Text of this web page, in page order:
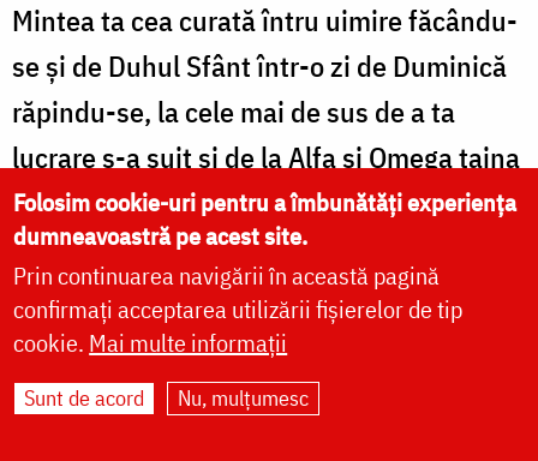
Mintea ta cea curată întru uimire făcându-
se şi de Duhul Sfânt într-o zi de Duminică
răpindu-se, la cele mai de sus de a ta
lucrare s-a suit şi de la Alfa şi Omega taina
cea preamare i s-a descoperit, pe care noi
te cinstim şi către tine zicem aşa:
Bucură-te, că la ostrovul Patmos pe
Domnul între şapte sfeşnice L-ai văzut;
Bucură-te, că de la El mari descoperiri ai
Folosim cookie-uri pentru a îmbunătăți experiența
dumneavoastră pe acest site.
Prin continuarea navigării în această pagină
confirmați acceptarea utilizării fișierelor de tip
cookie. Mai multe informații
Sunt de acord Nu, mulțumesc